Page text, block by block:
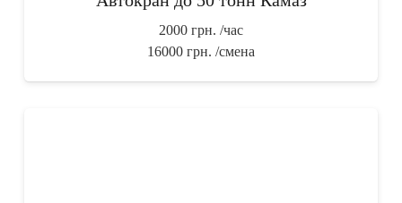
2000 грн. /час
16000 грн. /смена